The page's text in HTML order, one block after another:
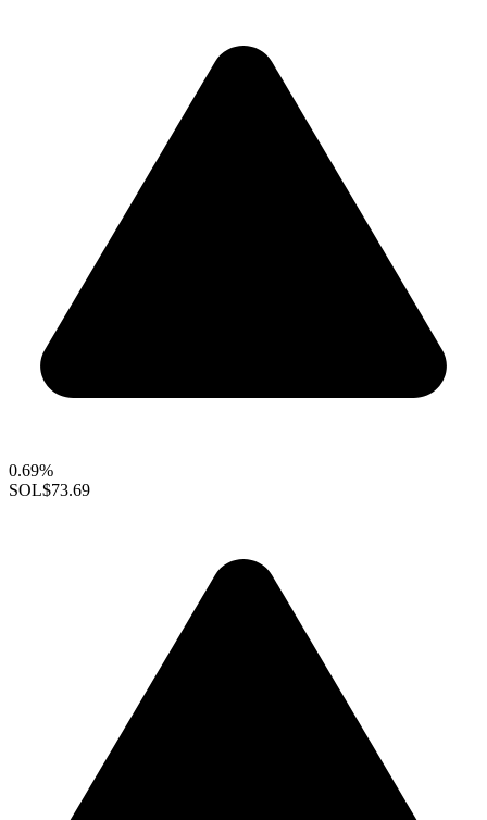
0.69%
SOL$73.69